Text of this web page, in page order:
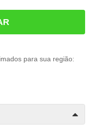
para sua região: